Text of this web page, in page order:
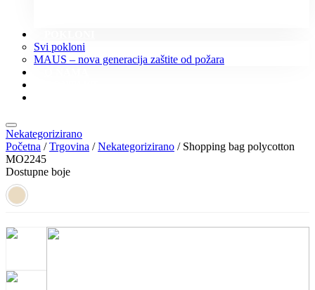
Svi pokloni
MAUS – nova generacija zaštite od požara
Nekategorizirano
Početna /Trgovina /Nekategorizirano / Shopping bag polycotton
MO2245
Dostupne boje